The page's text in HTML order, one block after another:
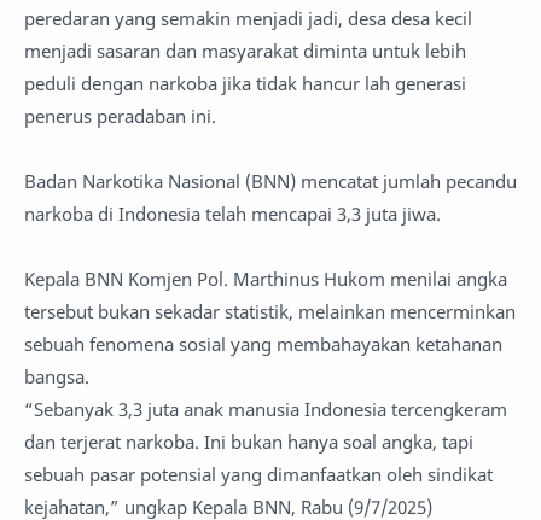
peredaran yang semakin menjadi jadi, desa desa kecil
menjadi sasaran dan masyarakat diminta untuk lebih
peduli dengan narkoba jika tidak hancur lah generasi
penerus peradaban ini.
Badan Narkotika Nasional (BNN) mencatat jumlah pecandu
narkoba di Indonesia telah mencapai 3,3 juta jiwa.
Kepala BNN Komjen Pol. Marthinus Hukom menilai angka
tersebut bukan sekadar statistik, melainkan mencerminkan
sebuah fenomena sosial yang membahayakan ketahanan
bangsa.
“Sebanyak 3,3 juta anak manusia Indonesia tercengkeram
dan terjerat narkoba. Ini bukan hanya soal angka, tapi
sebuah pasar potensial yang dimanfaatkan oleh sindikat
kejahatan,” ungkap Kepala BNN, Rabu (9/7/2025)